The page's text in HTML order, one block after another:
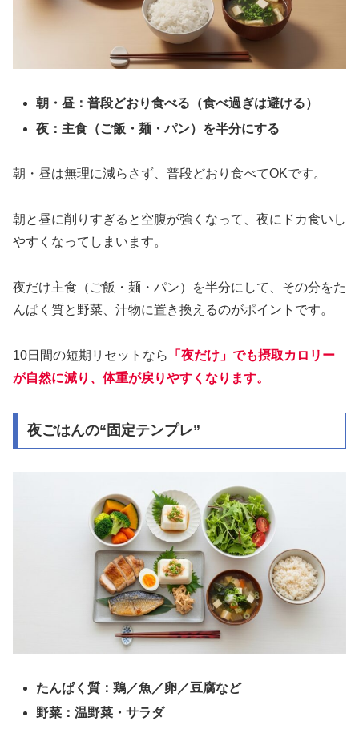
朝・昼：普段どおり食べる（食べ過ぎは避ける）
夜：主食（ご飯・麺・パン）を半分にする
朝・昼は無理に減らさず、普段どおり食べてOKです。
朝と昼に削りすぎると空腹が強くなって、夜にドカ食いし
やすくなってしまいます。
夜だけ主食（ご飯・麺・パン）を半分にして、その分をた
んぱく質と野菜、汁物に置き換えるのがポイントです。
10日間の短期リセットなら
「夜だけ」でも摂取カロリー
が自然に減り、体重が戻りやすくなります。
夜ごはんの“固定テンプレ”
たんぱく質：鶏／魚／卵／豆腐など
野菜：温野菜・サラダ